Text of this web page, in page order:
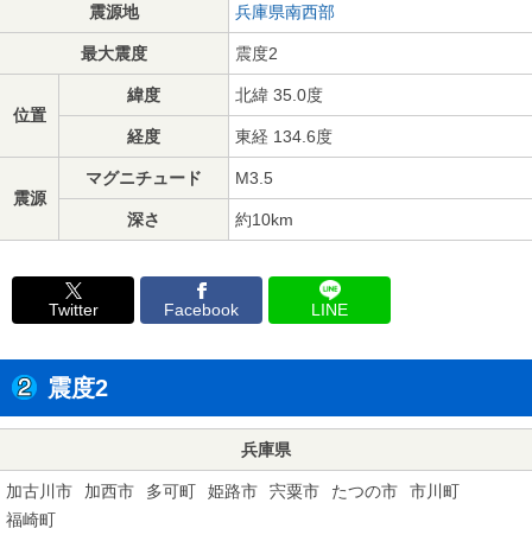
震源地 兵庫県南西部
最大震度 震度2
位置
緯度 北緯 35.0度
経度 東経 134.6度
震源
マグニチュード M3.5
深さ 約10km
Twitter Facebook LINE
震度2
兵庫県
加古川市 加西市 多可町 姫路市 宍粟市 たつの市
市川町
福崎町